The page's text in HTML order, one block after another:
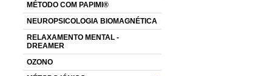
MÉTODO COM PAPIMI®
NEUROPSICOLOGIA BIOMAGNÉTICA
RELAXAMENTO MENTAL -
DREAMER
OZONO